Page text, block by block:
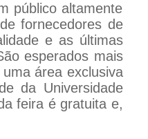
público altamente
fornecedores de
e as últimas
esperados mais
área exclusiva
da Universidade
feira é gratuita e,